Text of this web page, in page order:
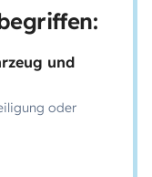
und
oder